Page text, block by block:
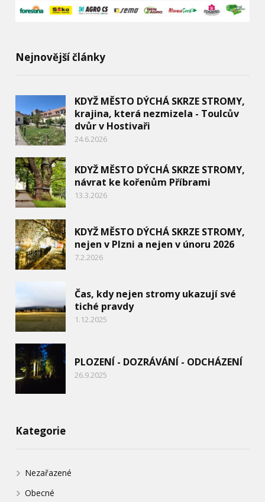
Nejnovější články
KDYŽ MĚSTO DÝCHÁ SKRZE STROMY,
krajina, která nezmizela - Toulcův
dvůr v Hostivaři
24.6.2026
KDYŽ MĚSTO DÝCHÁ SKRZE STROMY,
návrat ke kořenům Příbrami
13.3.2026
KDYŽ MĚSTO DÝCHÁ SKRZE STROMY,
nejen v Plzni a nejen v únoru 2026
7.2.2026
Čas, kdy nejen stromy ukazují své
tiché pravdy
1.12.2025
PLOZENÍ - DOZRÁVÁNÍ - ODCHÁZENÍ
26.9.2025
Kategorie
Nezařazené
Obecné